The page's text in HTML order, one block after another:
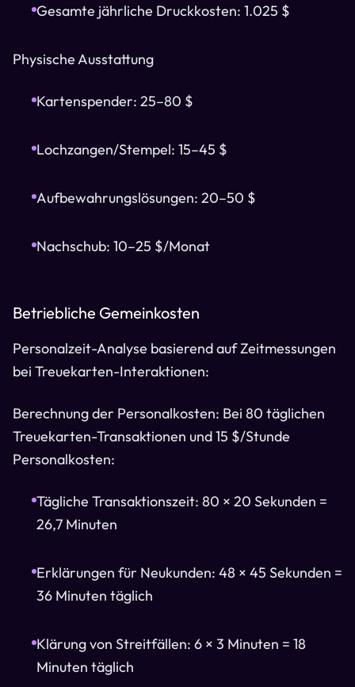
Gesamte jährliche Druckkosten: 1.025 $
Physische Ausstattung
Kartenspender: 25–80 $
Lochzangen/Stempel: 15–45 $
Aufbewahrungslösungen: 20–50 $
Nachschub: 10–25 $/Monat
Betriebliche Gemeinkosten
Personalzeit-Analyse basierend auf Zeitmessungen
bei Treuekarten-Interaktionen:
Berechnung der Personalkosten: Bei 80 täglichen
Treuekarten-Transaktionen und 15 $/Stunde
Personalkosten:
Tägliche Transaktionszeit: 80 × 20 Sekunden =
26,7 Minuten
Erklärungen für Neukunden: 48 × 45 Sekunden =
36 Minuten täglich
Klärung von Streitfällen: 6 × 3 Minuten = 18
Minuten täglich